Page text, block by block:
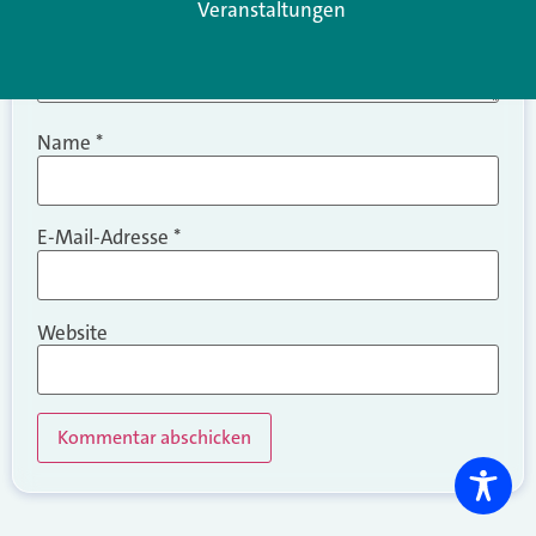
Name *
E-Mail-Adresse *
Website
Alternative:
Veranstaltungen